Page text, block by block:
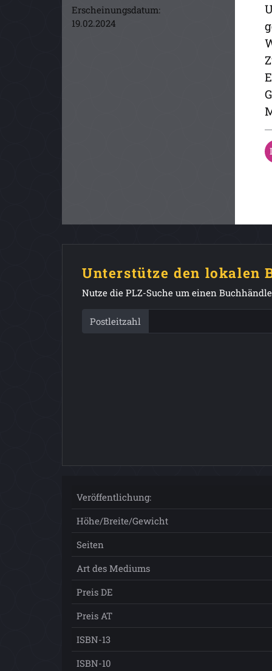
Erscheinungsdatum:
19.02.2024
Unterstütze den lokalen
Nutze die PLZ-Suche um einen
Postleitzahl
Veröffentlichung:
Höhe/Breite/Gewicht
Seiten
Art des Mediums
Preis DE
Preis AT
ISBN-13
ISBN-10